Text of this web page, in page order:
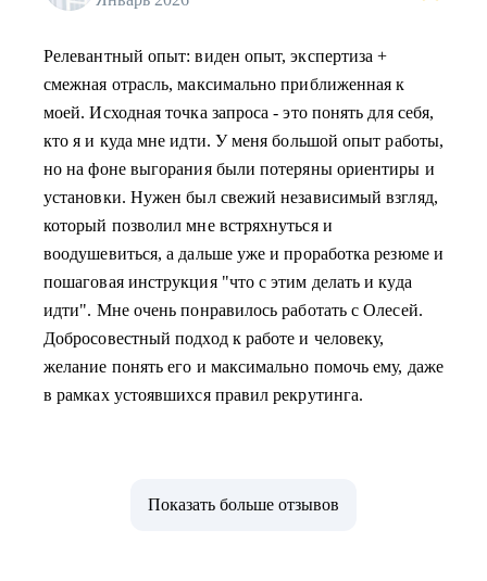
Релевантный опыт: виден опыт, экспертиза +
смежная отрасль, максимально приближенная к
моей. Исходная точка запроса - это понять для себя,
кто я и куда мне идти. У меня большой опыт работы,
но на фоне выгорания были потеряны ориентиры и
установки. Нужен был свежий независимый взгляд,
который позволил мне встряхнуться и
воодушевиться, а дальше уже и проработка резюме и
пошаговая инструкция "что с этим делать и куда
идти". Мне очень понравилось работать с Олесей.
Добросовестный подход к работе и человеку,
желание понять его и максимально помочь ему, даже
в рамках устоявшихся правил рекрутинга.
Показать больше отзывов